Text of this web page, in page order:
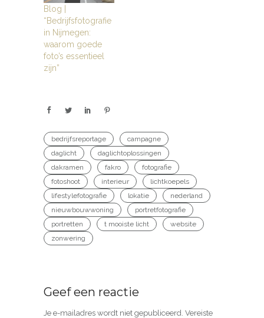
Blog |
“Bedrijfsfotografie
in Nijmegen:
waarom goede
foto’s essentieel
zijn”
bedrijfsreportage
campagne
daglicht
daglichtoplossingen
dakramen
fakro
fotografie
fotoshoot
interieur
lichtkoepels
lifestylefotografie
lokatie
nederland
nieuwbouwwoning
portretfotografie
portretten
t mooiste licht
website
zonwering
Geef een reactie
Je e-mailadres wordt niet gepubliceerd. Vereiste